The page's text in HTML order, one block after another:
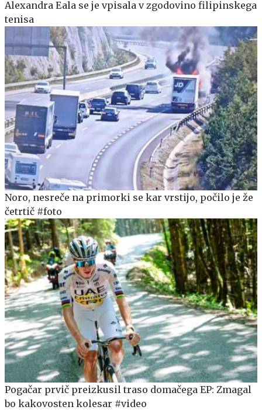
Alexandra Eala se je vpisala v zgodovino filipinskega
tenisa
Noro, nesreče na primorki se kar vrstijo, počilo je že
četrtič #foto
Pogačar prvič preizkusil traso domačega EP: Zmagal
bo kakovosten kolesar #video